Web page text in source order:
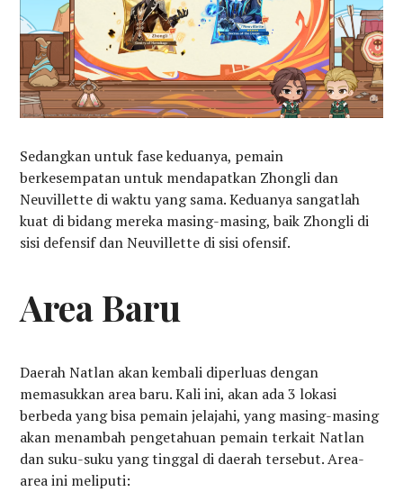
Sedangkan untuk fase keduanya, pemain
berkesempatan untuk mendapatkan Zhongli dan
Neuvillette di waktu yang sama. Keduanya sangatlah
kuat di bidang mereka masing-masing, baik Zhongli di
sisi defensif dan Neuvillette di sisi ofensif.
Area Baru
Daerah Natlan akan kembali diperluas dengan
memasukkan area baru. Kali ini, akan ada 3 lokasi
berbeda yang bisa pemain jelajahi, yang masing-masing
akan menambah pengetahuan pemain terkait Natlan
dan suku-suku yang tinggal di daerah tersebut. Area-
area ini meliputi: